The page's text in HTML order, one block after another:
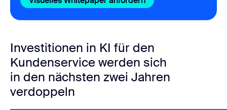
Investitionen in KI für den
Kundenservice werden sich
in den nächsten zwei Jahren
verdoppeln